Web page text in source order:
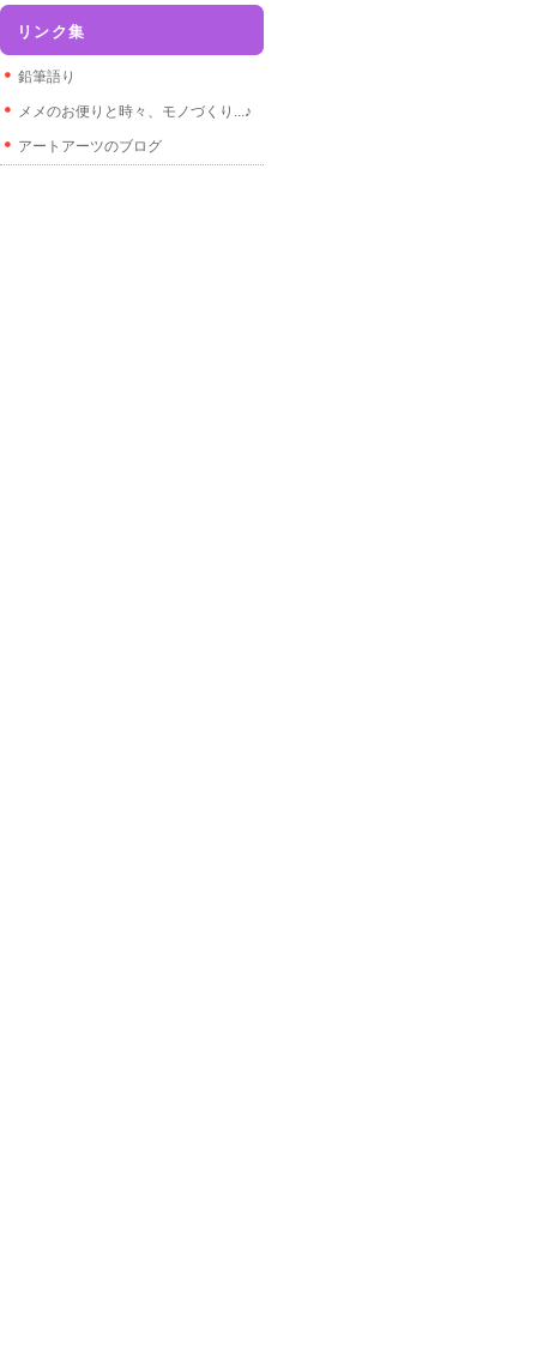
リンク集
鉛筆語り
メメのお便りと時々、モノづくり...♪
アートアーツのブログ